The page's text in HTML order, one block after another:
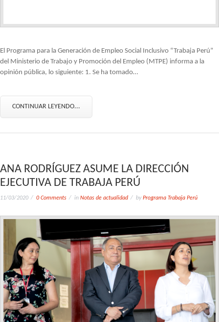
El Programa para la Generación de Empleo Social Inclusivo “Trabaja Perú”
del Ministerio de Trabajo y Promoción del Empleo (MTPE) informa a la
opinión pública, lo siguiente: 1. Se ha tomado…
CONTINUAR LEYENDO...
ANA RODRÍGUEZ ASUME LA DIRECCIÓN
EJECUTIVA DE TRABAJA PERÚ
11/03/2020 0 Comments in Notas de actualidad byPrograma Trabaja Perú